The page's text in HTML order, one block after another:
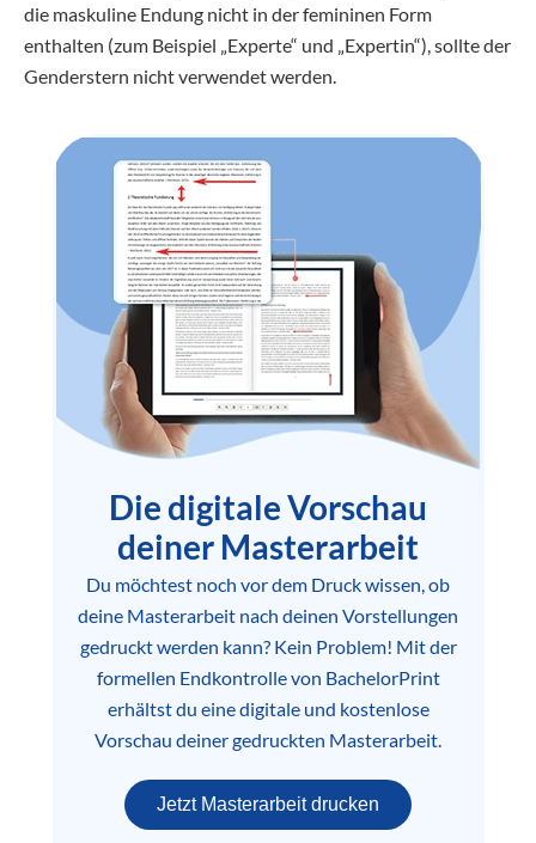
die maskuline Endung nicht in der femininen Form
enthalten (zum Beispiel „Experte“ und „Expertin“), sollte der
Genderstern nicht verwendet werden.
Die digitale Vorschau
deiner Masterarbeit
Du möchtest noch vor dem Druck wissen, ob
deine Masterarbeit nach deinen Vorstellungen
gedruckt werden kann? Kein Problem! Mit der
formellen Endkontrolle von BachelorPrint
erhältst du eine digitale und kostenlose
Vorschau deiner gedruckten Masterarbeit.
Jetzt Masterarbeit drucken